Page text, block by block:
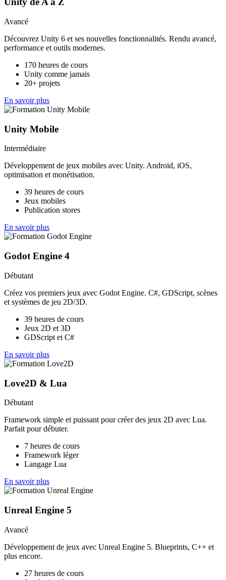
Avancé
Découvrez Unity 6 et ses nouvelles fonctionnalités. Rendu avancé,
performance et outils modernes.
170 heures de cours
Unity comme jamais
20+ projets
En savoir plus
Unity Mobile
Intermédiaire
Développement de jeux mobiles avec Unity. Android, iOS,
optimisation et monétisation.
39 heures de cours
Jeux mobiles
Publication stores
En savoir plus
Godot Engine 4
Débutant
Créez vos premiers jeux avec Godot Engine. C#, GDScript, scènes
et systèmes de jeu 2D/3D.
39 heures de cours
Jeux 2D et 3D
GDScript et C#
En savoir plus
Love2D & Lua
Débutant
Framework simple et puissant pour créer des jeux 2D avec Lua.
Parfait pour débuter.
7 heures de cours
Framework léger
Langage Lua
En savoir plus
Unreal Engine 5
Avancé
Développement de jeux avec Unreal Engine 5. Blueprints, C++ et
plus encore.
27 heures de cours